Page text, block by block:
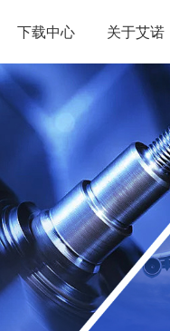
下载中心 关于艾诺